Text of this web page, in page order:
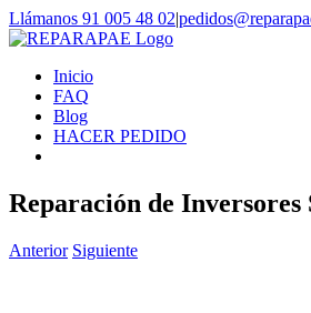
Saltar
al
Llámanos 91 005 48 02|
Inicio
FAQ
Blog
HACER PEDIDO
Reparación de
Anterior Siguiente